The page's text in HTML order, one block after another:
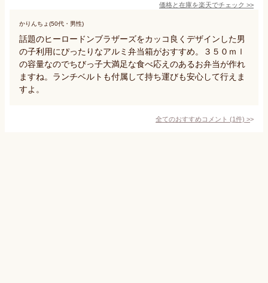
価格と在庫を楽天でチェック >>
かりんちょ(50代・男性)
話題のヒーロードンブラザーズをカッコ良くデザインした男
の子利用にぴったりなアルミ弁当箱がおすすめ。３５０ｍｌ
の容量なのでちびっ子大満足な食べ応えのあるお弁当が作れ
ますね。ランチベルトも付属して持ち運びも安心して行えま
すよ。
全てのおすすめコメント (1件) >